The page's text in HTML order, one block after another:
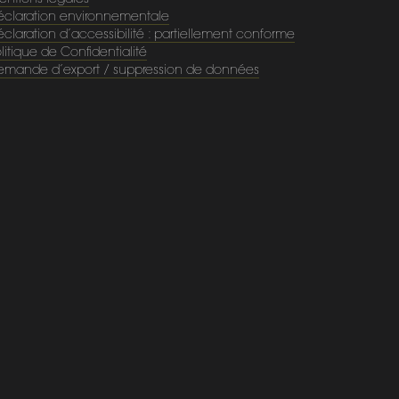
environnementale
d’accessibilité : partiellement conforme
de Confidentialité
d’export / suppression de données